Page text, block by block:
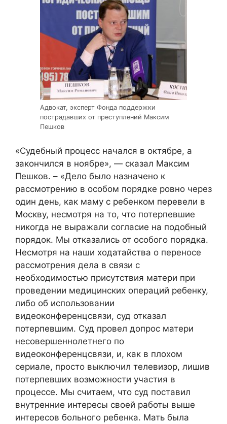
Адвокат, эксперт Фонда поддержки
пострадавших от преступлений Максим
Пешков
«Судебный процесс начался в октябре, а
закончился в ноябре», — сказал Максим
Пешков. – «Дело было назначено к
рассмотрению в особом порядке ровно через
один день, как маму с ребенком перевели в
Москву, несмотря на то, что потерпевшие
никогда не выражали согласие на подобный
порядок. Мы отказались от особого порядка.
Несмотря на наши ходатайства о переносе
рассмотрения дела в связи с
необходимостью присутствия матери при
проведении медицинских операций ребенку,
либо об использовании
видеоконференцсвязи, суд отказал
потерпевшим. Суд провел допрос матери
несовершеннолетнего по
видеоконференцсвязи, и, как в плохом
сериале, просто выключил телевизор, лишив
потерпевших возможности участия в
процессе. Мы считаем, что суд поставил
внутренние интересы своей работы выше
интересов больного ребенка. Мать была